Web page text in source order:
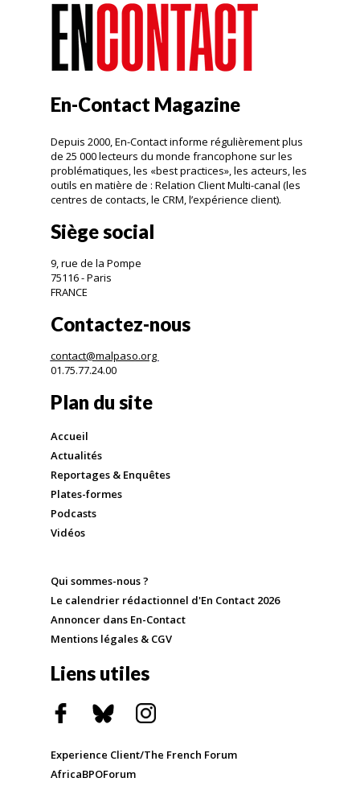
En-Contact Magazine
Depuis 2000, En-Contact informe régulièrement plus
de 25 000 lecteurs du monde francophone sur les
problématiques, les «best practices», les acteurs, les
outils en matière de : Relation Client Multi-canal (les
centres de contacts, le CRM, l’expérience client).
Siège social
9, rue de la Pompe
75116 - Paris
FRANCE
Contactez-nous
contact@malpaso.org
01.75.77.24.00
Plan du site
Accueil
Actualités
Reportages & Enquêtes
Plates-formes
Podcasts
Vidéos
Qui sommes-nous ?
Le calendrier rédactionnel d'En Contact 2026
Annoncer dans En-Contact
Mentions légales & CGV
Liens utiles
Experience Client/The French Forum
AfricaBPOForum